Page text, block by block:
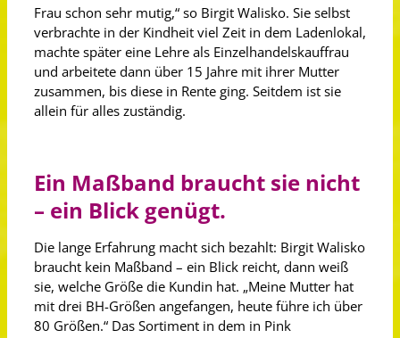
Frau schon sehr mutig,“ so Birgit Walisko. Sie selbst
verbrachte in der Kindheit viel Zeit in dem Ladenlokal,
machte später eine Lehre als Einzelhandelskauffrau
und arbeitete dann über 15 Jahre mit ihrer Mutter
zusammen, bis diese in Rente ging. Seitdem ist sie
allein für alles zuständig.
Ein Maßband braucht sie nicht
– ein Blick genügt.
Die lange Erfahrung macht sich bezahlt: Birgit Walisko
braucht kein Maßband – ein Blick reicht, dann weiß
sie, welche Größe die Kundin hat. „Meine Mutter hat
mit drei BH-Größen angefangen, heute führe ich über
80 Größen.“ Das Sortiment in dem in Pink